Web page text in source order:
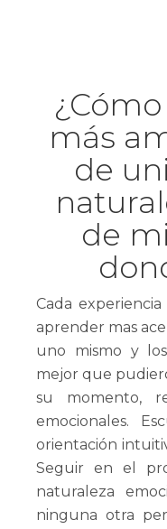
más
de
de
Cada
aprender mas
uno mismo y
mejor que
su momento,
emocionales.
orientación
Seguir en el
naturaleza
ninguna otra